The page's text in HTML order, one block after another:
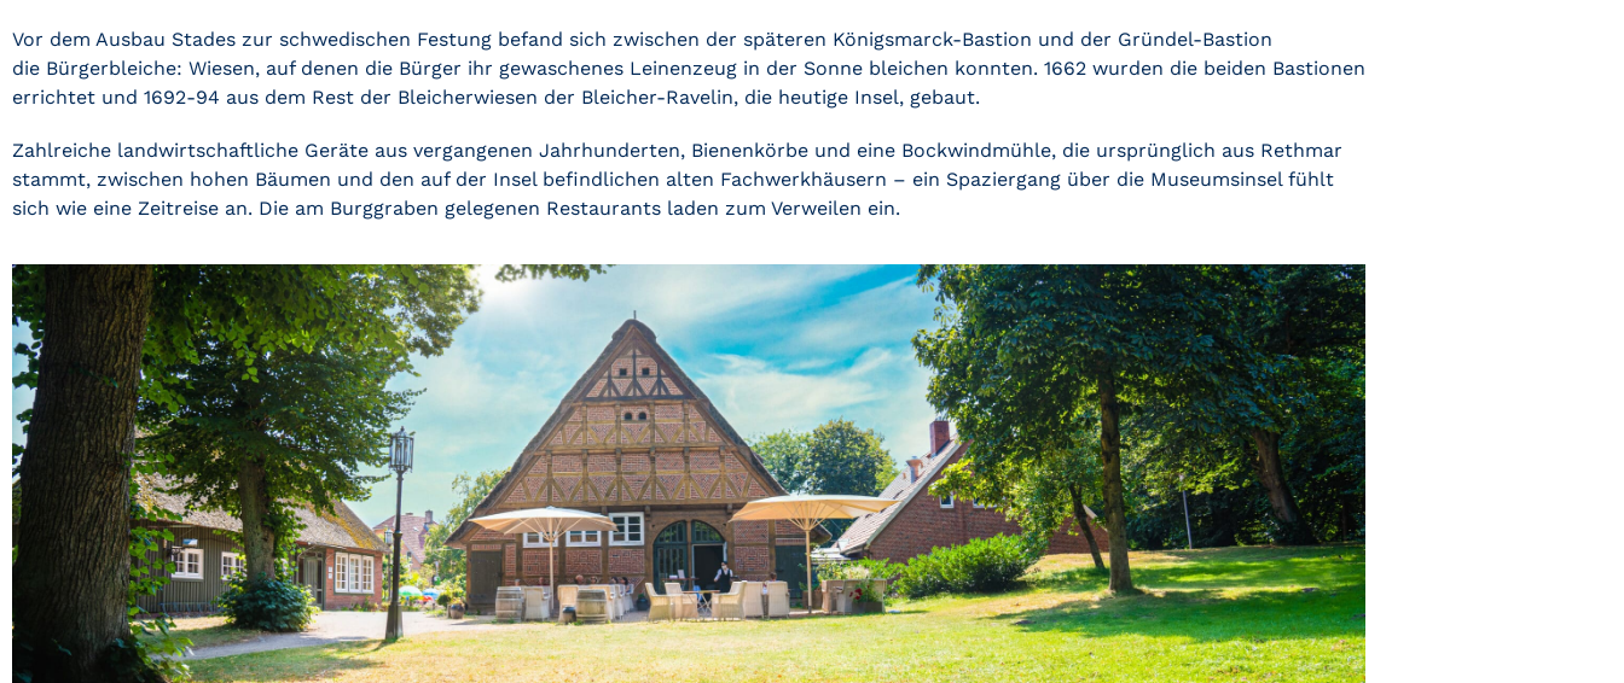
Vor dem Ausbau Stades zur schwedischen Festung befand sich zwischen der späteren Königsmarck-Bastion und der Gründel-Bastion
die Bürgerbleiche: Wiesen, auf denen die Bürger ihr gewaschenes Leinenzeug in der Sonne bleichen konnten. 1662 wurden die beiden Bastionen
errichtet und 1692-94 aus dem Rest der Bleicherwiesen der Bleicher-Ravelin, die heutige Insel, gebaut.
Zahlreiche landwirtschaftliche Geräte aus vergangenen Jahrhunderten, Bienenkörbe und eine Bockwindmühle, die ursprünglich aus Rethmar
stammt, zwischen hohen Bäumen und den auf der Insel befindlichen alten Fachwerkhäusern – ein Spaziergang über die Museumsinsel fühlt
sich wie eine Zeitreise an. Die am Burggraben gelegenen Restaurants laden zum Verweilen ein.